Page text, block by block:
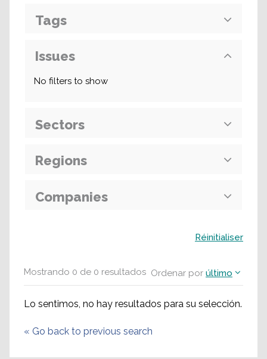
Mostrando 0 de 0 resultados Ordenar por último
Lo sentimos, no hay resultados para su selección.
« Go back to previous search
Tags
Issues
No filters to show
Sectors
Regions
Companies
Réinitialiser